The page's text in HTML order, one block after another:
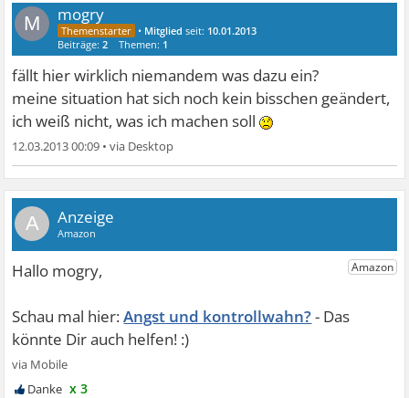
M mogry
• Mitglied seit: 10.01.2013
Beiträge:2 Themen: 1
fällt hier wirklich niemandem was dazu ein?
meine situation hat sich noch kein bisschen geändert,
ich weiß nicht, was ich machen soll
12.03.2013 00:09 •
A
Angst und kontrollwahn?
x 3